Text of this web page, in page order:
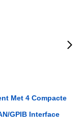
Met 4 Compacte
GPIB Interface